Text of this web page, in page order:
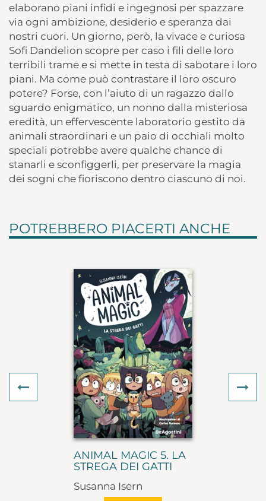
elaborano piani infidi e ingegnosi per spazzare
via ogni ambizione, desiderio e speranza dai
nostri cuori. Un giorno, però, la vivace e curiosa
Sofi Dandelion scopre per caso i fili delle loro
terribili trame e si mette in testa di sabotare i loro
piani. Ma come può contrastare il loro oscuro
potere? Forse, con l’aiuto di un ragazzo dallo
sguardo enigmatico, un nonno dalla misteriosa
eredità, un effervescente laboratorio gestito da
animali straordinari e un paio di occhiali molto
speciali potrebbe avere qualche chance di
stanarli e sconfiggerli, per preservare la magia
dei sogni che fioriscono dentro ciascuno di noi.
POTREBBERO PIACERTI ANCHE
ANIMAL MAGIC 5. LA
STREGA DEI GATTI
Susanna Isern
Previous